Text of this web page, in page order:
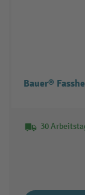
Bauer®
30